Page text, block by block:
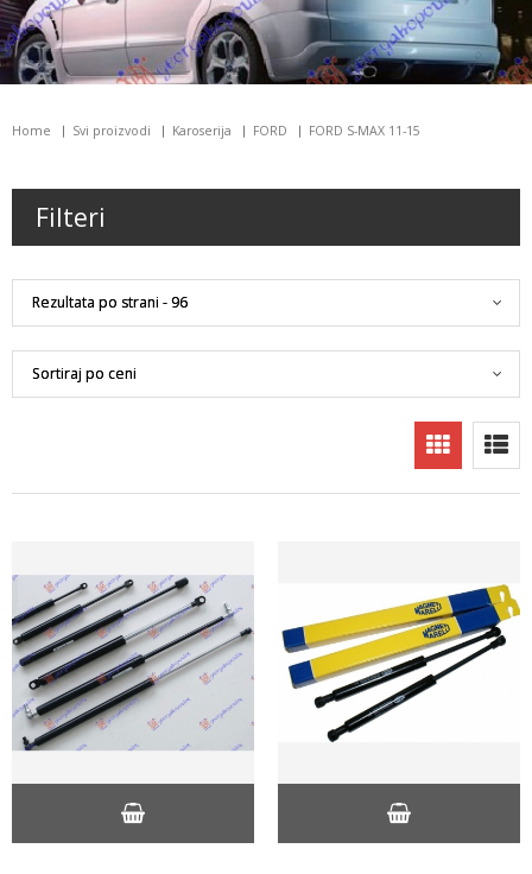
Home Svi proizvodi Karoserija FORD FORD S-MAX 11-15
Filteri